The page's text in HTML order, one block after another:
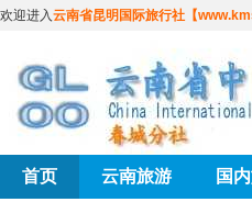
欢迎进入云南省昆明国际旅行社【
首页 云南旅游 国